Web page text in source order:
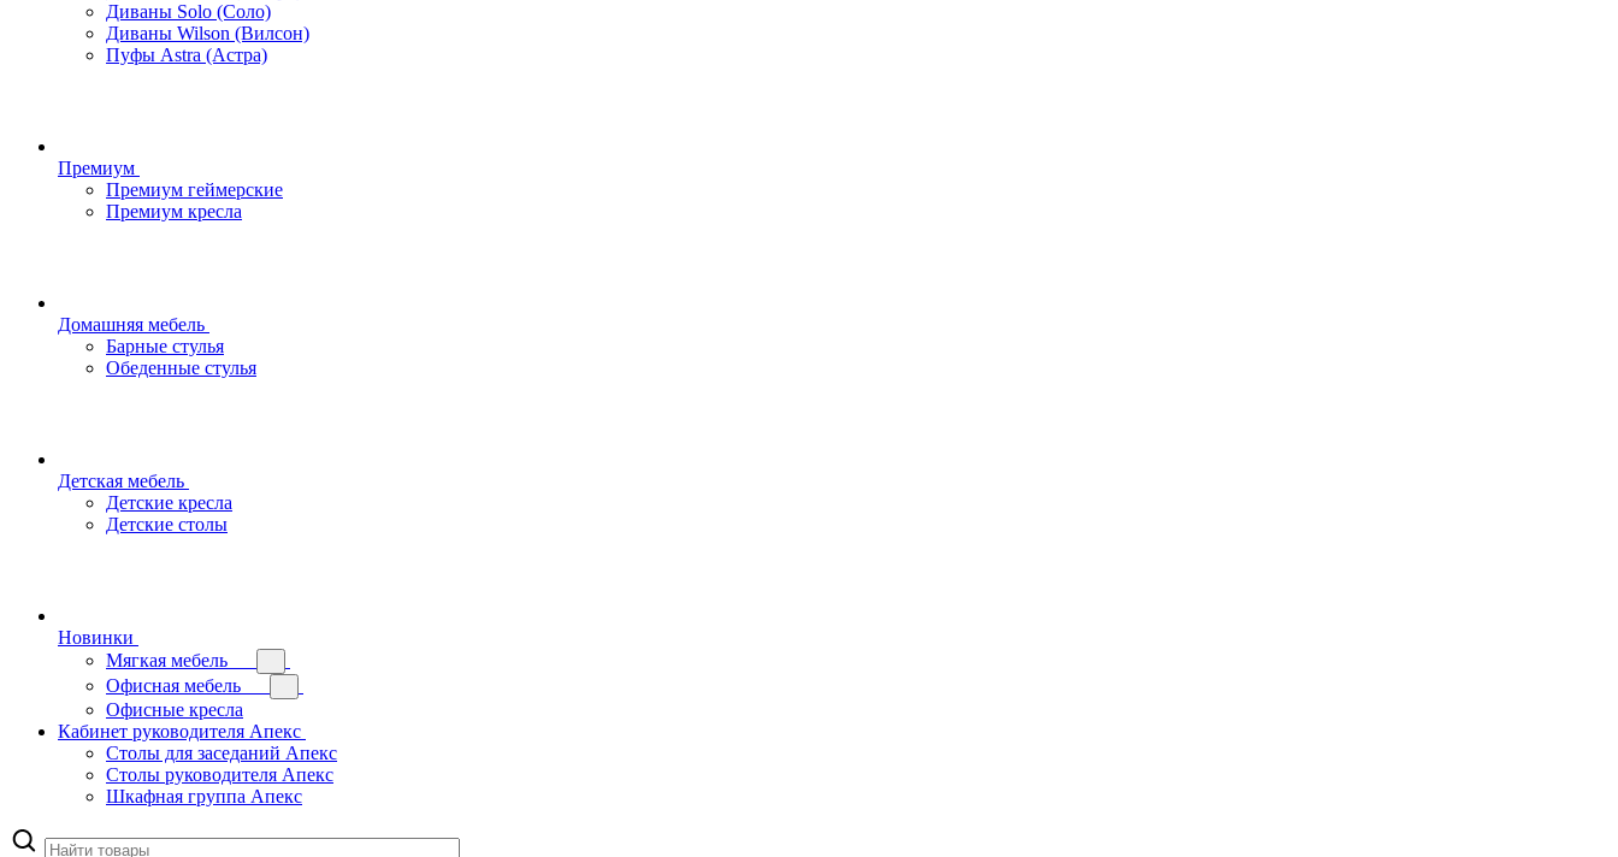
Диваны Solo (Соло)
Диваны Wilson (Вилсон)
Пуфы Astra (Астра)
Премиум
Премиум геймерские
Премиум кресла
Домашняя мебель
Барные стулья
Обеденные стулья
Детская мебель
Детские кресла
Детские столы
Новинки
Мягкая мебель
Офисная мебель
Офисные кресла
Кабинет руководителя Апекс
Столы для заседаний Апекс
Столы руководителя Апекс
Шкафная группа Апекс